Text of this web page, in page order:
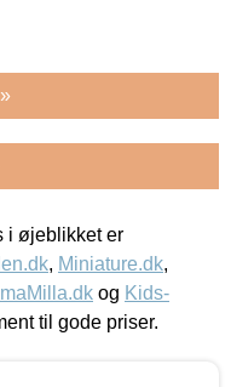
i øjeblikket er
, Miniature.dk,
og Kids-
til gode priser.